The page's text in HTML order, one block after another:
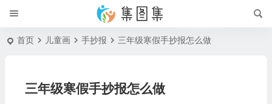
首页 儿童画 手抄报 三年级寒假手抄报怎么做
三年级寒假手抄报怎么做